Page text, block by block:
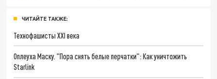
ЧИТАЙТЕ ТАКЖЕ:
Технофашисты XXI века
Оплеуха Маску. "Пора снять белые перчатки": Как уничтожить
Starlink